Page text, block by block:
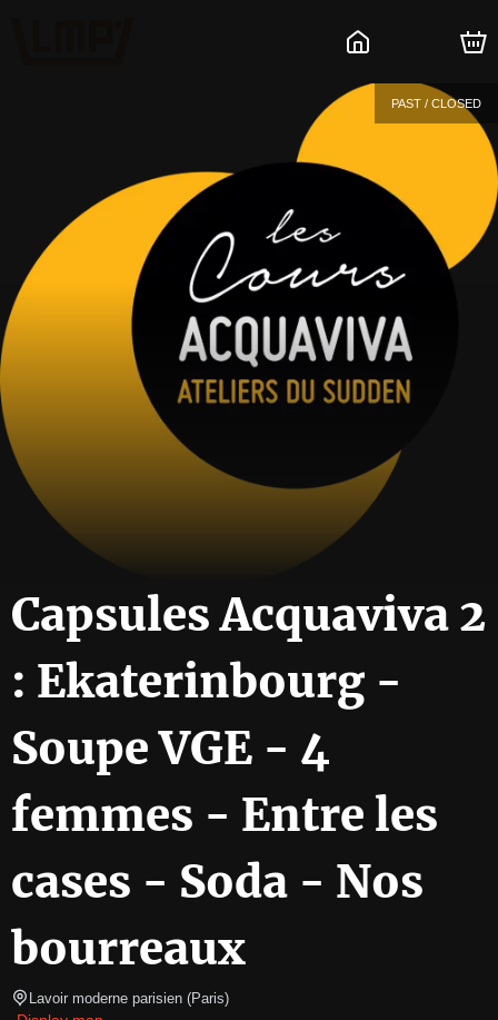
PAST / CLOSED
Capsules Acquaviva 2
: Ekaterinbourg -
Soupe VGE - 4
femmes - Entre les
cases - Soda - Nos
bourreaux
Lavoir moderne parisien (Paris)